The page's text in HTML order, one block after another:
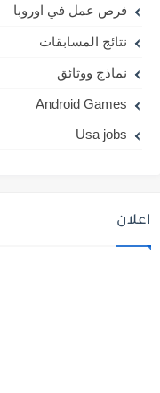
فرص عمل في اوروبا
نتائج المسابقات
نماذج ووثائق
Android Games
Usa jobs
اعلان